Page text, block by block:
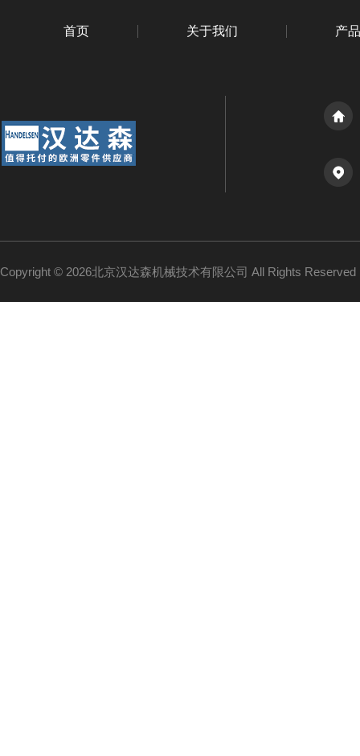
首页 关于我们 产
Copyright © 2026北京汉达森机械技术有限公司 All Rights